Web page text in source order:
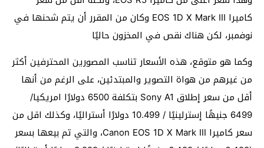
كاميرا EOS 1D X Mark III وكان من المقرر أن يتم شحنها في
نوفمبر، لكن هناك نقص في المخزون حاليًا
وكما هو متوقع، هذه الأسعار تناسب المصورين المحترفين أكثر
من غيرهم من هواة التصوير والمبتدئين، على الرغم من أنها
أقل من سعر إطلاق Sony A1 بتكلفة 6500 دولارًا امريكيا/
6499 جنيهًا إسترلينيًا / 10.499 دولارًا أستراليًا، وكذلك اقل من
سعر كاميرا Canon EOS 1D X Mark III، والتي تم بيعها بسعر